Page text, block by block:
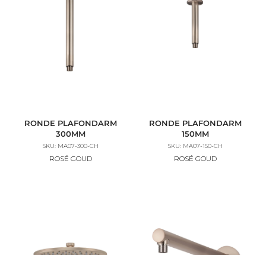
ROSÉ GOUD
RONDE PLAFONDARM
300MM
SKU: MA07-300-CH
ROSÉ GOUD
RONDE PLAFONDARM
150MM
SKU: MA07-150-CH